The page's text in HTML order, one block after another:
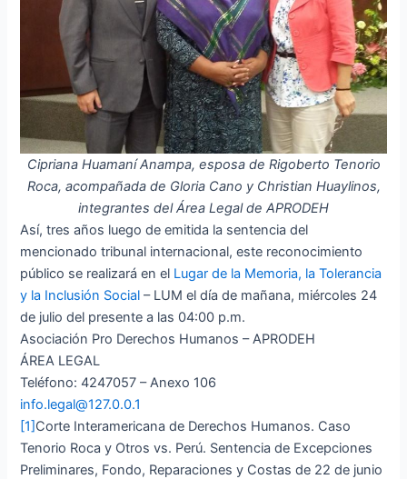
Cipriana Huamaní Anampa, esposa de Rigoberto Tenorio
Roca, acompañada de Gloria Cano y Christian Huaylinos,
integrantes del Área Legal de APRODEH
Así, tres años luego de emitida la sentencia del
mencionado tribunal internacional, este reconocimiento
público se realizará en el Lugar de la Memoria, la Tolerancia
y la Inclusión Social – LUM el día de mañana, miércoles 24
de julio del presente a las 04:00 p.m.
Asociación Pro Derechos Humanos – APRODEH
ÁREA LEGAL
Teléfono: 4247057 – Anexo 106
info.legal@127.0.0.1
[1]Corte Interamericana de Derechos Humanos. Caso
Tenorio Roca y Otros vs. Perú. Sentencia de Excepciones
Preliminares, Fondo, Reparaciones y Costas de 22 de junio